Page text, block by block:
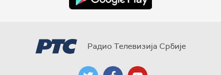
Радио Телевизија Србије